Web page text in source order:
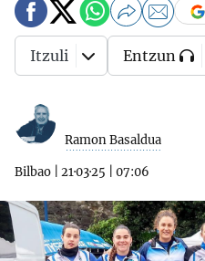
Ramon Basaldua
Bilbao 21·03·25 07:06
Itzuli Entzun